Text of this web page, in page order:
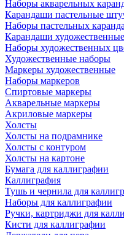
Наборы акварельных
Карандаши пастельные
Наборы пастельных
Карандаши художественные
Наборы художественных
Художественные наборы
Маркеры художественные
Наборы маркеров
Спиртовые маркеры
Акварельные маркеры
Акриловые маркеры
Холсты
Холсты на подрамнике
Холсты с контуром
Холсты на картоне
Бумага для каллиграфии
Каллиграфия
Тушь и чернила для
Наборы для каллиграфии
Ручки, картриджи для
Кисти для каллиграфии